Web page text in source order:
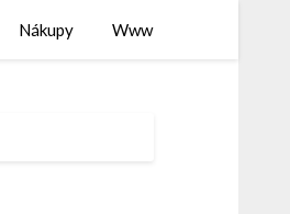
Nákupy Www